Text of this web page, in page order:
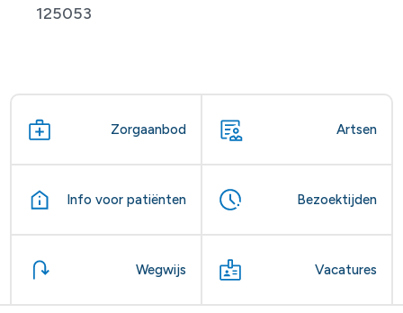
125053
Zorgaanbod Artsen
Info voor patiënten Bezoektijden
Wegwijs Vacatures